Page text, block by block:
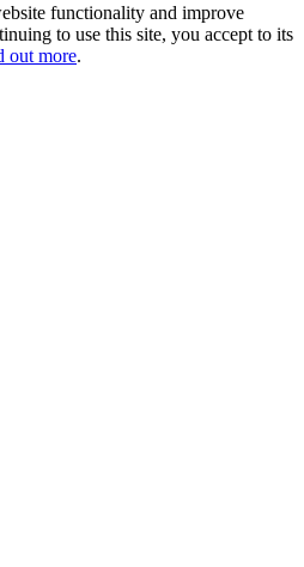
functionality and improve
to use this site, you accept to its
out more.